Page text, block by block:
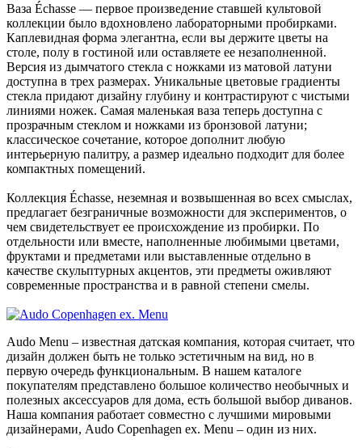
Ваза Échasse — первое произведение ставшей культовой
коллекции было вдохновлено лабораторными пробирками.
Каплевидная форма элегантна, если вы держите цветы на
столе, полу в гостиной или оставляете ее незаполненной.
Версия из дымчатого стекла с ножками из матовой латуни
доступна в трех размерах. Уникальные цветовые градиенты
стекла придают дизайну глубину и контрастируют с чистыми
линиями ножек. Самая маленькая ваза теперь доступна с
прозрачным стеклом и ножками из бронзовой латуни;
классическое сочетание, которое дополнит любую
интерьерную палитру, а размер идеально подходит для более
компактных помещений.
Коллекция Échasse, неземная и возвышенная во всех смыслах,
предлагает безграничные возможности для экспериментов, о
чем свидетельствует ее происхождение из пробирки. По
отдельности или вместе, наполненные любимыми цветами,
фруктами и предметами или выставленные отдельно в
качестве скульптурных акцентов, эти предметы оживляют
современные пространства и в равной степени смелы.
Audo Menu – известная датская компания, которая считает, что
дизайн должен быть не только эстетичным на вид, но в
первую очередь функциональным. В нашем каталоге
покупателям представлено большое количество необычных и
полезных аксессуаров для дома, есть большой выбор диванов.
Наша компания работает совместно с лучшими мировыми
дизайнерами, Audo Copenhagen ex. Menu – один из них.